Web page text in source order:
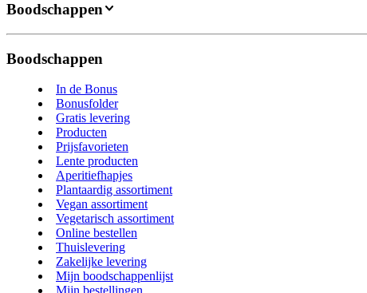
Boodschappen
Boodschappen
In de Bonus
Bonusfolder
Gratis levering
Producten
Prijsfavorieten
Lente producten
Aperitiefhapjes
Plantaardig assortiment
Vegan assortiment
Vegetarisch assortiment
Online bestellen
Thuislevering
Zakelijke levering
Mijn boodschappenlijst